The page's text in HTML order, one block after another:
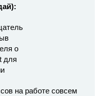
на работе совсем